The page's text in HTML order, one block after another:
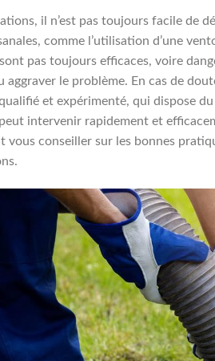
il n’est pas toujours facile de
comme l’utilisation d’une
pas toujours efficaces, voire
aggraver le problème. En cas de
et expérimenté, qui dispose
intervenir rapidement et
vous conseiller sur les bonnes